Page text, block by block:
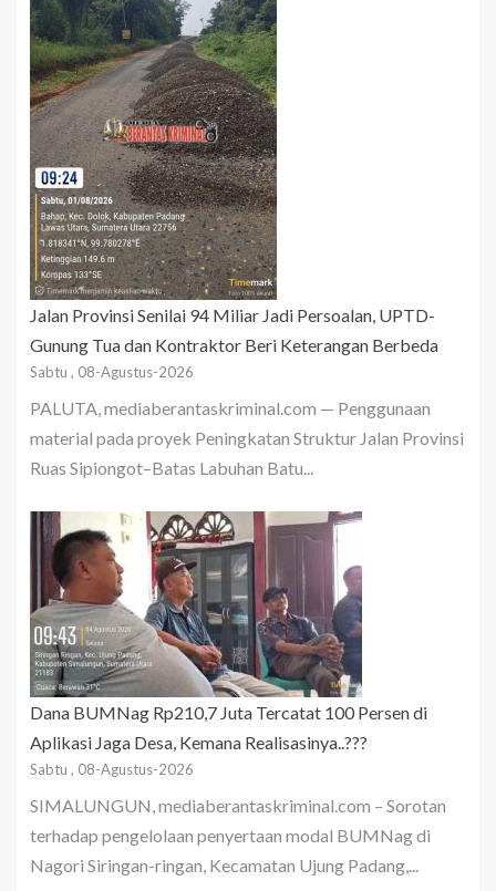
Jalan Provinsi Senilai 94 Miliar Jadi Persoalan, UPTD-
Gunung Tua dan Kontraktor Beri Keterangan Berbeda
Sabtu , 08-Agustus-2026
PALUTA, mediaberantaskriminal.com — Penggunaan
material pada proyek Peningkatan Struktur Jalan Provinsi
Ruas Sipiongot–Batas Labuhan Batu...
Dana BUMNag Rp210,7 Juta Tercatat 100 Persen di
Aplikasi Jaga Desa, Kemana Realisasinya..???
Sabtu , 08-Agustus-2026
SIMALUNGUN, mediaberantaskriminal.com – Sorotan
terhadap pengelolaan penyertaan modal BUMNag di
Nagori Siringan-ringan, Kecamatan Ujung Padang,...